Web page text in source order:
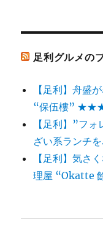
足利グルメの
【足利】舟盛
“保伍樓”
【足利】”フ
ざい系ラン
【足利】気さ
理屋 “Okatte